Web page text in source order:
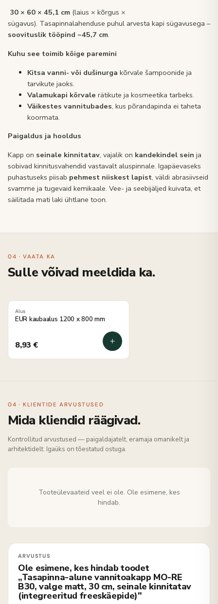
30 × 60 × 45,1 cm (laius × kõrgus ×
sügavus). Tasapinnalahenduse puhul arvesta kapi sügavusega –
soovituslik tööpind ~45,7 cm.
Kuhu see toimib kõige paremini
Kitsa vanni- või dušinurga kõrvale šampoonide ja
tarvikute jaoks.
Valamukapi kõrvale rätikute ja kosmeetika tarbeks.
Väikestes vannitubades, kus põrandapinda ei taheta
koormata.
Paigaldus ja hooldus
Kapp on seinale kinnitatav, vajalik on kandekindel sein ja
sobivad kinnitusvahendid vastavalt aluspinnale. Igapäevaseks
puhastuseks piisab pehmest niiskest lapist, väldi abrasiivseid
svamme ja tugevaid kemikaale. Vee- ja seebijäljed kuivata, et
säilitada mati laki ühtlane toon.
04 · VAATA KA
Sulle võivad meeldida ka.
Alus
EUR kaubaalus 1200 x 800 mm
8,93€
04 · KLIENTIDE ARVUSTUSED
Mida kliendid räägivad.
Kontrollitud arvustused — paigaldajatelt, eramaja omanikelt ja
arhitektidelt. Igaüks on tõestatud ostuga.
Tooteülevaateid veel ei ole. Ole esimene, kes
hindab.
Ole esimene, kes hindab toodet
„Tasapinna-alune vannitoakapp MO-RE
B30, valge matt, 30 cm, seinale kinnitatav
(integreeritud freeskäepide)"